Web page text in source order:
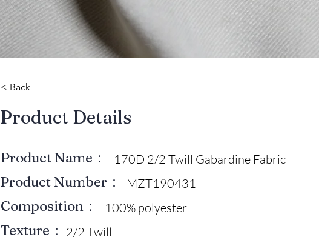
< Back
​Product Details
Product Name： 170D 2/2 Twill Gabardine Fabric
Product Number： MZT190431
Composition： 100% polyester
Texture： 2/2 Twill